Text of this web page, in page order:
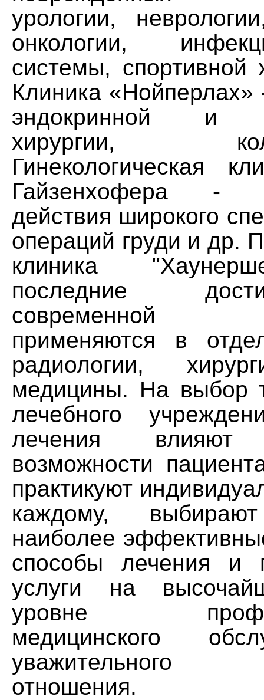
урологии,
онкологии,
системы, спортивной
Клиника
эндокринной и
хирургии,
Гинекологическая
Гайзенхофера -
действия широкого
операций груди и др.
клиника
последние
современной
применяются в
радиологии,
медицины. На выбор
лечебного
лечения влияют
возможности
практикуют
каждому,
наиболее
способы лечения и
услуги на
уровне
медицинского
уважительного
отношения.